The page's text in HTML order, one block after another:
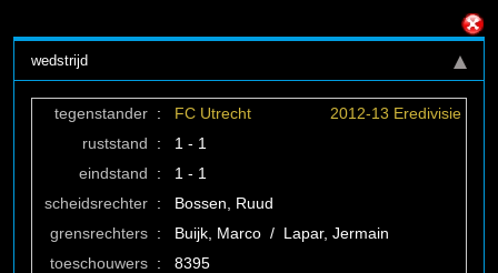
wedstrijd
tegenstander : FC Utrecht
2012-13 Eredivisie
ruststand
:
1 - 1
eindstand
:
1 - 1
scheidsrechter :
Bossen, Ruud
grensrechters :
Buijk, Marco / Lapar, Jermain
toeschouwers :
8395